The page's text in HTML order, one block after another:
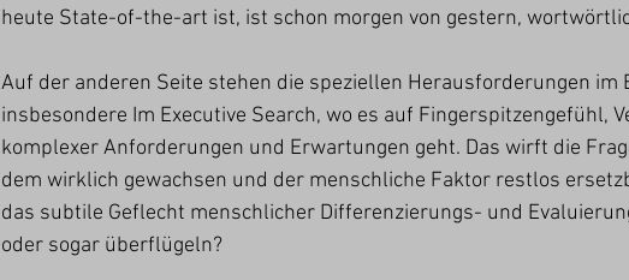
heute State-of-the-art ist, ist schon morgen von gestern,
Auf der anderen Seite stehen die speziellen Herausforderungen im
insbesondere Im Executive Search, wo es auf Fingerspitzengefühl,
komplexer Anforderungen und Erwartungen geht. Das wirft die
dem wirklich gewachsen und der menschliche Faktor restlos
das subtile Geflecht menschlicher Differenzierungs- und
oder sogar überflügeln?